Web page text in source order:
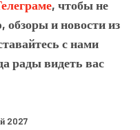
, чтобы не
обзоры и новости из
с нами
рады видеть вас
2027